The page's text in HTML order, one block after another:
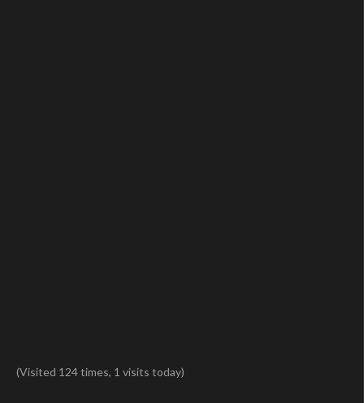
(Visited 124 times, 1 visits today)